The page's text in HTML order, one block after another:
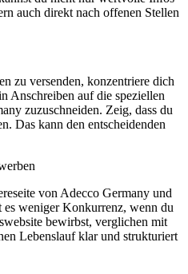
auch direkt nach offenen Stellen
zu versenden, konzentriere dich
Anschreiben auf die speziellen
zuzuschneiden. Zeig, dass du
Das kann den entscheidenden
von Adecco Germany und
weniger Konkurrenz, wenn du
bewirbst, verglichen mit
Lebenslauf klar und strukturiert